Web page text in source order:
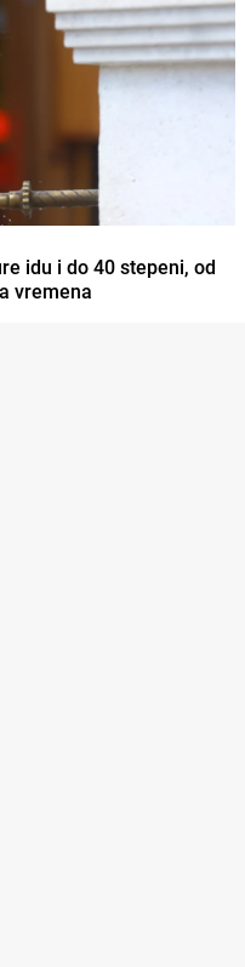
idu i do 40 stepeni, od
vremena